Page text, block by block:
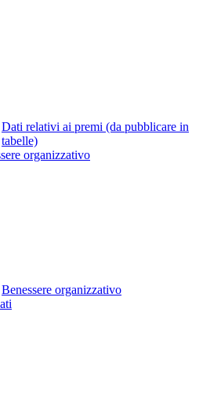
Dati relativi ai premi (da pubblicare in
tabelle)
organizzativo
Benessere organizzativo